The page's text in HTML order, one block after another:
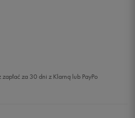
za 30 dni z Klarną lub PayPo